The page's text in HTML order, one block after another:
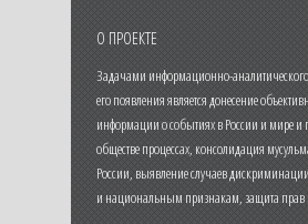
О ПРОЕКТЕ
Задачами информационно-
его появления является донесение
информации о событиях в России и мире и
обществе процессах, консолидация
России, выявление случаев
и национальным признакам, защита прав